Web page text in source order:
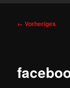
Bilder-
← Vorheriges